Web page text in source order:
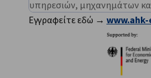
υπηρεσιών, μηχανημάτων
Εγγραφείτε εδώ → www.ahk-
Συνεργάτες